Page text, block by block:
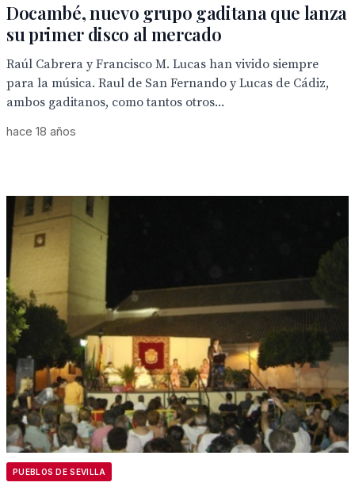
Docambé, nuevo grupo gaditana que lanza
su primer disco al mercado
Raúl Cabrera y Francisco M. Lucas han vivido siempre
para la música. Raul de San Fernando y Lucas de Cádiz,
ambos gaditanos, como tantos otros...
hace 18 años
PUEBLOS DE SEVILLA